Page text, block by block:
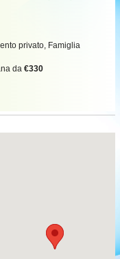
privato, Famiglia
da €330